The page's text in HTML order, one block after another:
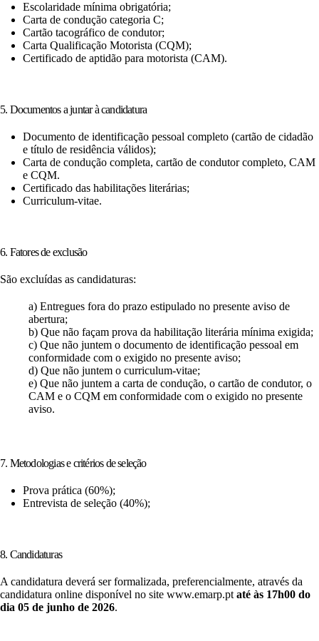
Escolaridade mínima obrigatória;
Carta de condução categoria C;
Cartão tacográfico de condutor;
Carta Qualificação Motorista (CQM);
Certificado de aptidão para motorista (CAM).
5. Documentos a juntar à candidatura
Documento de identificação pessoal completo (cartão de cidadão
e título de residência válidos);
Carta de condução completa, cartão de condutor completo, CAM
e CQM.
Certificado das habilitações literárias;
Curriculum-vitae.
6. Fatores de exclusão
São excluídas as candidaturas:
a) Entregues fora do prazo estipulado no presente aviso de
abertura;
b) Que não façam prova da habilitação literária mínima exigida;
c) Que não juntem o documento de identificação pessoal em
conformidade com o exigido no presente aviso;
d) Que não juntem o curriculum-vitae;
e) Que não juntem a carta de condução, o cartão de condutor, o
CAM e o CQM em conformidade com o exigido no presente
aviso.
7. Metodologias e critérios de seleção
Prova prática (60%);
Entrevista de seleção (40%);
8. Candidaturas
A candidatura deverá ser formalizada, preferencialmente, através da
candidatura online disponível no site www.emarp.pt até às 17h00 do
dia 05 de junho de 2026.